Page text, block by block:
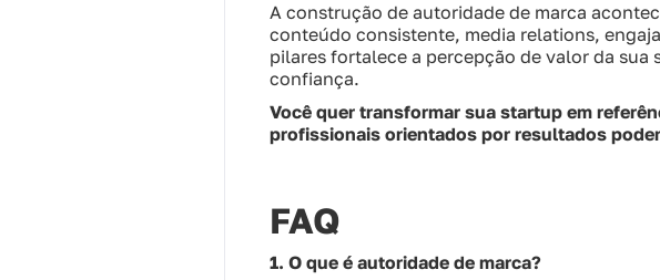
A construção de autoridade de marca
conteúdo consistente, media relations,
pilares fortalece a percepção de valor da
confiança.
Você quer transformar sua startup em
profissionais orientados por resultados
FAQ
1. O que é autoridade de marca?